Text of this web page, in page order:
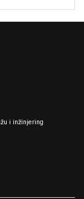
i inžinjering